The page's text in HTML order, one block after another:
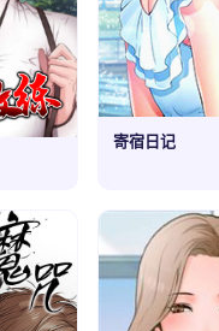
寄宿日记